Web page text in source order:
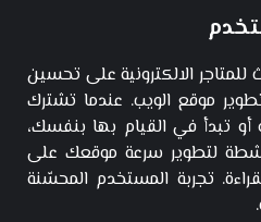
الالكترونية على تحسين
موقع الويب. عندما تشترك
تبدأ في القيام بها بنفسك،
لتطوير سرعة موقعك على
تجربة المستخدم المحسّنة